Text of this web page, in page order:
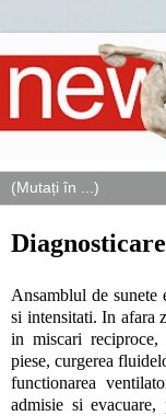
Ansamblul de sunete
si intensitati. In afara
in miscari reciproce,
piese, curgerea
functionarea
admisie si evacuare,